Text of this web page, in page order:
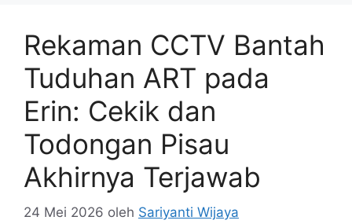
Rekaman CCTV Bantah
Tuduhan ART pada
Erin: Cekik dan
Todongan Pisau
Akhirnya Terjawab
24 Mei 2026 oleh Sariyanti Wijaya